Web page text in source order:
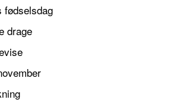
fødselsdag
drage